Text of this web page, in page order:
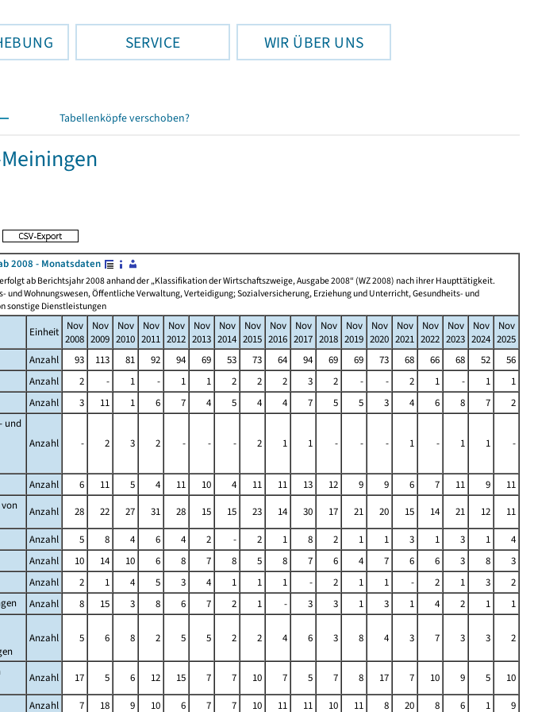
SERVICE WIR ÜBER UNS
Tabellenköpfe verschoben?
2008 - Monatsdaten
ab Berichtsjahr 2008 anhand der „Klassifikation der Wirtschaftszweige, Ausgabe 2008“ (WZ 2008) nach ihrer Haupttätigkeit.
und Wohnungswesen, Öffentliche Verwaltung, Verteidigung; Sozialversicherung, Erziehung und Unterricht, Gesundheits- und
sonstige Dienstleistungen
Einheit
Nov
2008
Nov
2009
Nov
2010
Nov
2011
Nov
2012
Nov
2013
Nov
2014
Nov
2015
Nov
2016
Nov
2017
Nov
2018
Nov
2019
Nov
2020
Nov
2021
Nov
2022
Nov
2023
Nov
2024
Nov
2025
Anzahl 93 113 81 92 94 69 53 73 64 94 69 69 73 68 66 68 52
56
Anzahl 2 - 1 - 1 1 2 2 2 3 2 - - 2 1 - 1
1
Anzahl 3 11 1 6 7 4 5 4 4 7 5 5 3 4 6 8 7
2
und
Anzahl - 2 3 2 - - - 2 1 1 - - - 1 - 1 1 -
Anzahl 6 11 5 4 11 10 4 11 11 13 12 9 9 6 7 11 9
11
Anzahl 28 22 27 31 28 15 15 23 14 30 17 21 20 15 14 21 12
11
Anzahl 5 8 4 6 4 2 - 2 1 8 2 1 1 3 1 3 1
4
Anzahl 10 14 10 6 8 7 8 5 8 7 6 4 7 6 6 3 8
3
Anzahl 2 1 4 5 3 4 1 1 1 - 2 1 1 - 2 1 3
2
Anzahl 8 15 3 8 6 7 2 1 - 3 3 1 3 1 4 2 1
1
Anzahl 5 6 8 2 5 5 2 2 4 6 3 8 4 3 7 3 3 2
Anzahl 17 5 6 12 15 7 7 10 7 5 7 8 17 7 10 9 5 10
Anzahl 7 18 9 10 6 7 7 10 11 11 10 11 8 20 8 6 1 9